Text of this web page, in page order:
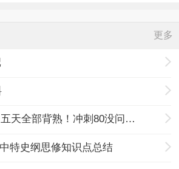
更多
最强政治结构图！五天全部背熟！冲刺80没问题！
特史纲思修知识点总结